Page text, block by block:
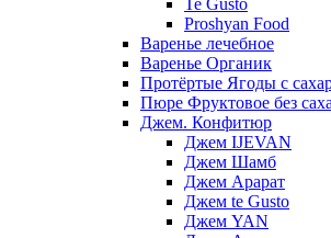
Te Gusto
Proshyan Food
Варенье лечебное
Варенье Органик
Протёртые Ягоды с
Пюре Фруктовое без
Джем. Конфитюр
Джем IJEVAN
Джем Шамб
Джем Арарат
Джем te Gusto
Джем YAN